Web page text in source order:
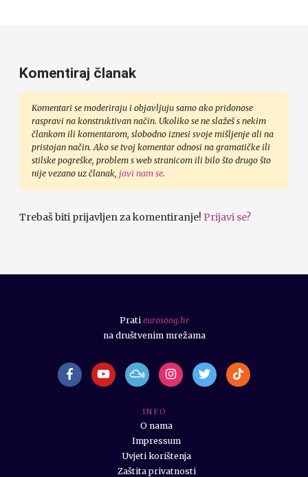
Komentiraj članak
Komentari se moderiraju i objavljuju samo ako pridonose
raspravi na konstruktivan način. Ukoliko se ne slažeš s nekim
člankom ili komentarom, slobodno iznesi svoje mišljenje ali na
pristojan način. Ako se tvoj komentar odnosi na gramatičke ili
stilske pogreške, problem s web stranicom ili bilo što drugo što
nije vezano uz članak, javi nam se.
Trebaš biti prijavljen za komentiranje! Prijavi se?
I N F O
O nama
Impressum
Uvjeti korištenja
Zaštita privatnosti
Prati eurosong.hr
na društvenim mrežama